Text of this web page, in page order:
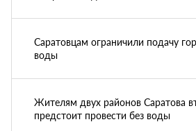
Саратовцам ограничили подачу
воды
Жителям двух районов Саратова
предстоит провести без воды